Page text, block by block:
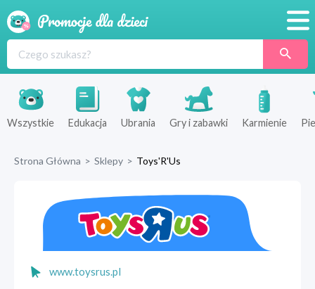
Produkty
Sklepy
Wszystkie Edukacja Ubrania Gry i zabawki Karmienie
Strona Główna > Sklepy > Toys'R'Us
www.toysrus.pl